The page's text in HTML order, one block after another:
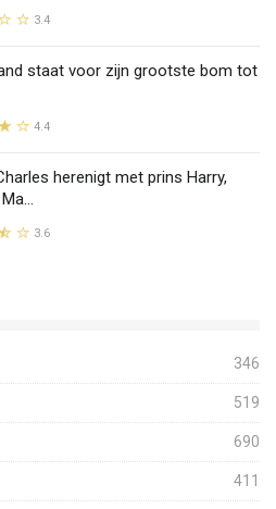
3.4
staat voor zijn grootste bom tot
4.4
herenigt met prins Harry,
3.6
346
519
690
411